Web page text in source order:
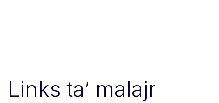
Links ta’ malajr